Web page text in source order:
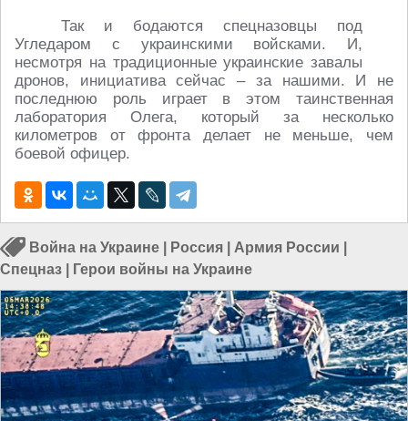
Так и бодаются спецназовцы под
Угледаром с украинскими войсками. И,
несмотря на традиционные украинские завалы
дронов, инициатива сейчас – за нашими. И не
последнюю роль играет в этом таинственная
лаборатория Олега, который за несколько
километров от фронта делает не меньше, чем
боевой офицер.
Война на Украине Россия Армия России
Спецназ
Герои войны на Украине